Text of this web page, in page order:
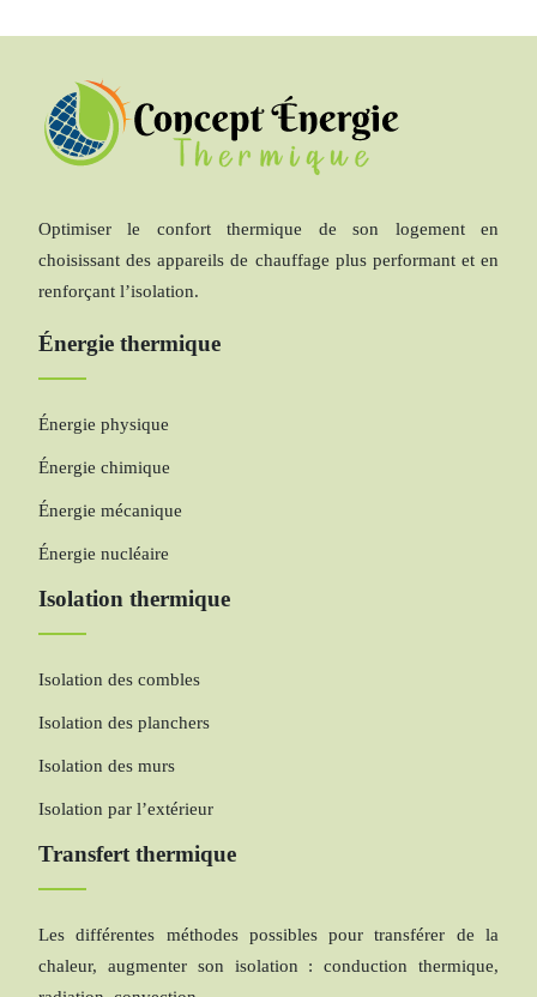
Optimiser le confort thermique de son logement en
choisissant des appareils de chauffage plus performant et en
renforçant l’isolation.
Énergie thermique
Énergie physique
Énergie chimique
Énergie mécanique
Énergie nucléaire
Isolation thermique
Isolation des combles
Isolation des planchers
Isolation des murs
Isolation par l’extérieur
Transfert thermique
Les différentes méthodes possibles pour transférer de la
chaleur, augmenter son isolation : conduction thermique,